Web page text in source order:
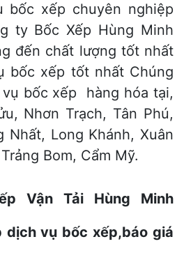
bốc xếp chuyên nghiệp
ty Bốc Xếp Hùng Minh
đến chất lượng tốt nhất
bốc xếp tốt nhất Chúng
bốc xếp hàng hóa tại,
Nhơn Trạch, Tân Phú,
Nhất, Long Khánh, Xuân
Bom, Cẩm Mỹ.
Vận Tải Hùng Minh
dịch vụ bốc xếp,báo giá